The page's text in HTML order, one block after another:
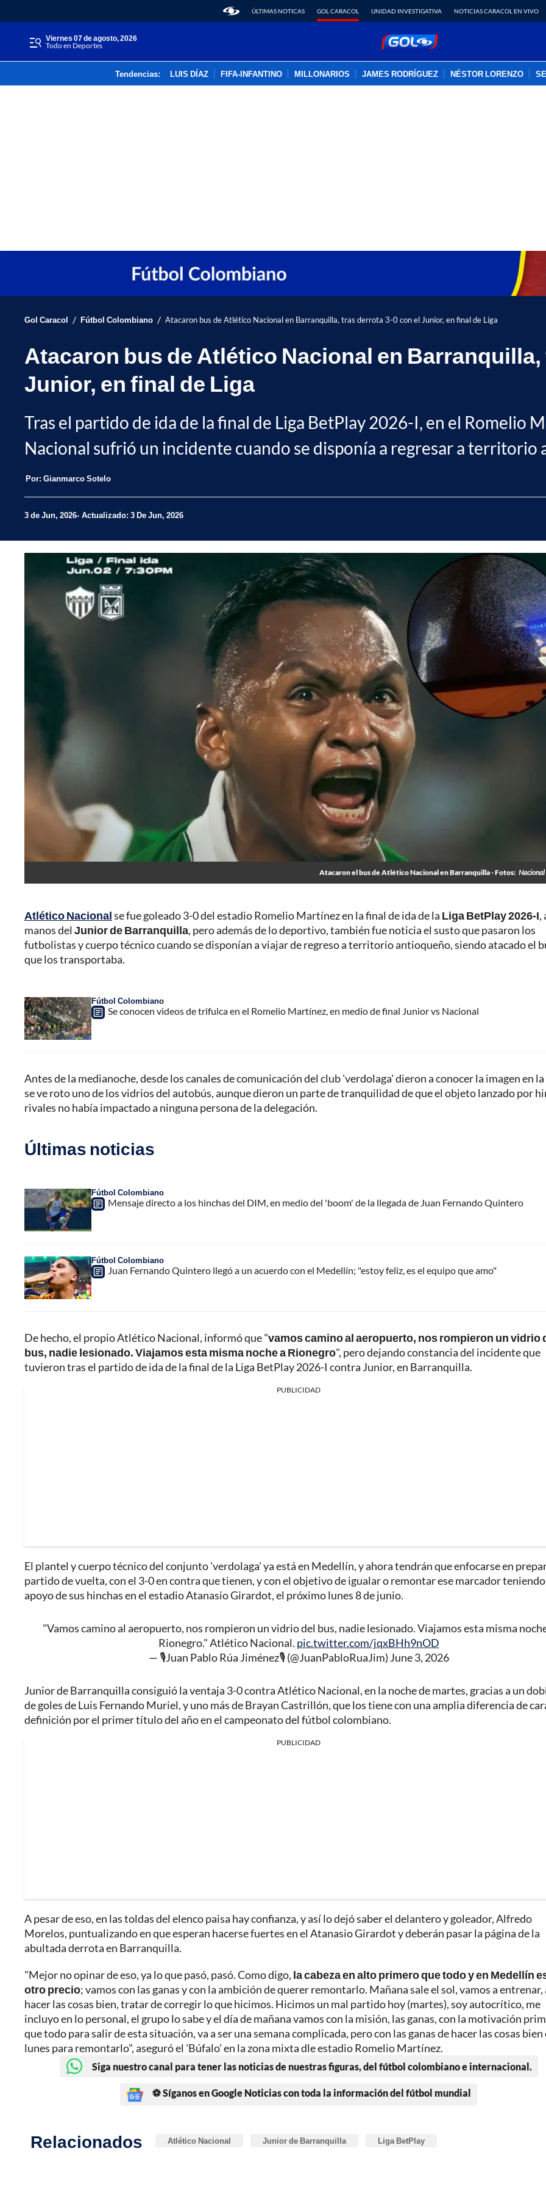
ÚLTIMAS NOTICAS GOL CARACOL UNIDAD INVESTIGATIVA NOTICIAS CARACOL EN VIVO
viernes 07 de agosto, 2026
Todo en Deportes
Tendencias: LUIS DÍAZ FIFA-INFANTINO MILLONARIOS JAMES RODRÍGUEZ NÉSTOR LORENZO
Gol Caracol / Fútbol Colombiano / Atacaron bus de Atlético Nacional en Barranquilla, tras derrota 3-0 con el Junior, en final de Liga
Atacaron bus de Atlético Nacional en
Junior, en final de Liga
Tras el partido de ida de la final de Liga BetPlay 2026-I, en el Romelio
Nacional sufrió un incidente cuando se disponía a regresar a territorio
Por: Gianmarco Sotelo
3 de Jun, 2026 Actualizado: 3 De Jun, 2026
Atacaron el bus de Atlético Nacional en Barranquilla - Fotos:
Atlético Nacionalse fue goleado 3-0 del estadio Romelio Martínez en la final de ida de la Liga BetPlay 2026-I,
manos del Junior de Barranquilla, pero además de lo deportivo, también fue noticia el susto que pasaron los
futbolistas y cuerpo técnico cuando se disponían a viajar de regreso a territorio antioqueño, siendo atacado el
que los transportaba.
Fútbol Colombiano
Se conocen videos de trifulca en el Romelio Martínez, en medio de final Junior vs Nacional
Antes de la medianoche, desde los canales de comunicación del club 'verdolaga' dieron a conocer la imagen en
se ve roto uno de los vidrios del autobús, aunque dieron un parte de tranquilidad de que el objeto lanzado por
rivales no había impactado a ninguna persona de la delegación.
Últimas noticias
Fútbol Colombiano
Mensaje directo a los hinchas del DIM, en medio del 'boom' de la llegada de Juan Fernando Quintero
Fútbol Colombiano
Juan Fernando Quintero llegó a un acuerdo con el Medellín; "estoy feliz, es el equipo que amo"
De hecho, el propio Atlético Nacional, informó que "vamos camino al aeropuerto, nos rompieron un vidrio
bus, nadie lesionado. Viajamos esta misma noche a Rionegro", pero dejando constancia del incidente que
tuvieron tras el partido de ida de la final de la Liga BetPlay 2026-I contra Junior, en Barranquilla.
PUBLICIDAD
El plantel y cuerpo técnico del conjunto 'verdolaga' ya está en Medellín, y ahora tendrán que enfocarse en
partido de vuelta, con el 3-0 en contra que tienen, y con el objetivo de igualar o remontar ese marcador teniendo
apoyo de sus hinchas en el estadio Atanasio Girardot, el próximo lunes 8 de junio.
"Vamos camino al aeropuerto, nos rompieron un vidrio del bus, nadie lesionado. Viajamos esta misma
Rionegro." Atlético Nacional. pic.twitter.com/jqxBHh9nOD
— 🎙Juan Pablo Rúa Jiménez🎙 (@JuanPabloRuaJim) June 3, 2026
Junior de Barranquilla consiguió la ventaja 3-0 contra Atlético Nacional, en la noche de martes, gracias a un
de goles de Luis Fernando Muriel, y uno más de Brayan Castrillón, que los tiene con una amplia diferencia de
definición por el primer título del año en el campeonato del fútbol colombiano.
PUBLICIDAD
A pesar de eso, en las toldas del elenco paisa hay confianza, y así lo dejó saber el delantero y goleador, Alfredo
Morelos, puntualizando en que esperan hacerse fuertes en el Atanasio Girardot y deberán pasar la página de la
abultada derrota en Barranquilla.
"Mejor no opinar de eso, ya lo que pasó, pasó. Como digo, la cabeza en alto primero que todo y en Medellín
otro precio; vamos con las ganas y con la ambición de querer remontarlo. Mañana sale el sol, vamos a entrenar,
hacer las cosas bien, tratar de corregir lo que hicimos. Hicimos un mal partido hoy (martes), soy autocrítico, me
incluyo en lo personal, el grupo lo sabe y el día de mañana vamos con la misión, las ganas, con la motivación
que todo para salir de esta situación, va a ser una semana complicada, pero con las ganas de hacer las cosas bien
lunes para remontarlo", aseguró el 'Búfalo' en la zona mixta dle estadio Romelio Martínez.
Siga nuestro canal para tener las noticias de nuestras figuras, del fútbol colombiano e internacional.
⚽ Síganos en Google Noticias con toda la información del fútbol mundial
Relacionados Atlético Nacional Junior de Barranquilla Liga BetPlay